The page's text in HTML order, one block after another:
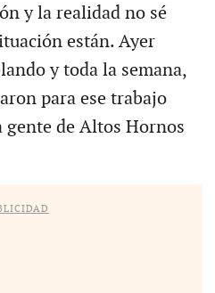
y la realidad no sé
están. Ayer
y toda la semana,
para ese trabajo
gente de Altos Hornos